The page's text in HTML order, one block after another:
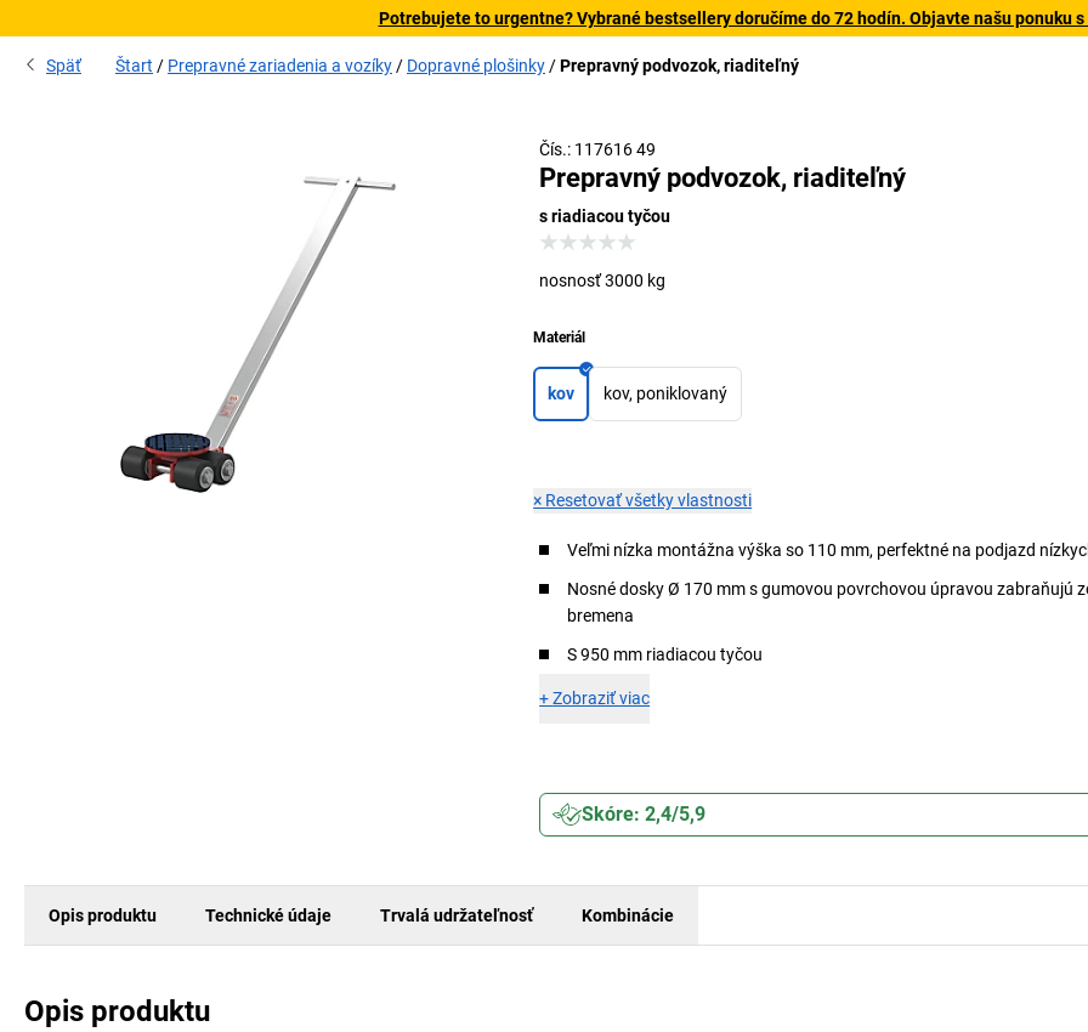
Potrebujete to urgentne? Vybrané bestsellery doručíme do 72 hodín. Objavte našu ponuku
Späť Štart Prepravné zariadenia a vozíky Dopravné plošinky Prepravný podvozok, riaditeľný
Čís.: 117616 49
Prepravný podvozok, riaditeľný
s riadiacou tyčou
nosnosť 3000 kg
Materiál
kov kov, poniklovaný
× Resetovať všetky vlastnosti
Veľmi nízka montážna výška so 110 mm, perfektné na podjazd
Nosné dosky Ø 170 mm s gumovou povrchovou úpravou zabraňujú
bremena
S 950 mm riadiacou tyčou
+Zobraziť viac
Skóre: 2,4/5,9
Opis produktu Technické údaje Trvalá udržateľnosť Kombinácie
Opis produktu